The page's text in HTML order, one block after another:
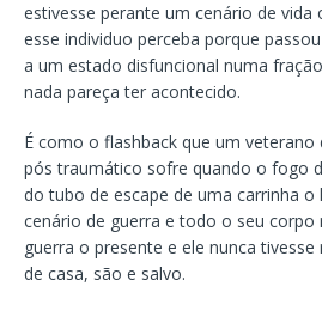
estivesse perante um cenário de
esse individuo perceba porque
a um estado disfuncional numa
nada pareça ter acontecido.
É como o flashback que um veterano
pós traumático sofre quando o fogo
do tubo de escape de uma carrinha o
cenário de guerra e todo o seu
guerra o presente e ele nunca
de casa, são e salvo.